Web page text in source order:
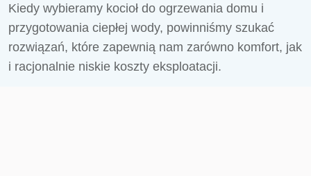
Kiedy wybieramy kocioł do ogrzewania domu i
przygotowania ciepłej wody, powinniśmy szukać
rozwiązań, które zapewnią nam zarówno komfort, jak
i racjonalnie niskie koszty eksploatacji.